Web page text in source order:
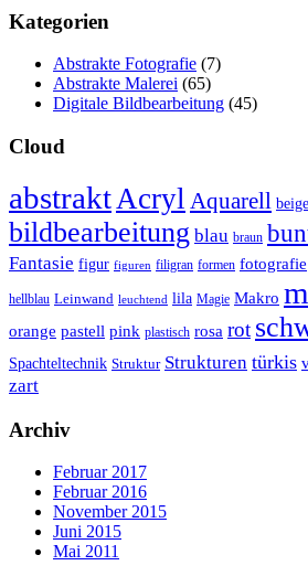
Kategorien
Abstrakte Fotografie (7)
Abstrakte Malerei (65)
Digitale Bildbearbeitung (45)
Cloud
abstrakt Acryl Aquarell beige
bildbearbeitung blau braun
Fantasie figur figuren filigran formen fotografie
hellblau Leinwand leuchtend lila Magie Makro
orange pastell pink plastisch rosa rot
Spachteltechnik Struktur Strukturen türkis
zart
Archiv
Februar 2017
Februar 2016
November 2015
Juni 2015
Mai 2011